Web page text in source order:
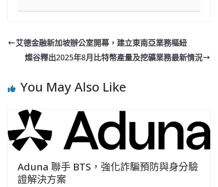
艾德金融新加坡辦公室開幕，建立東南亞業務樞紐
燦谷釋出2025年8月比特幣產量及挖礦業務最新情況
You May Also Like
Aduna 聯手 BTS，強化詐騙預防與身分驗
證解決方案